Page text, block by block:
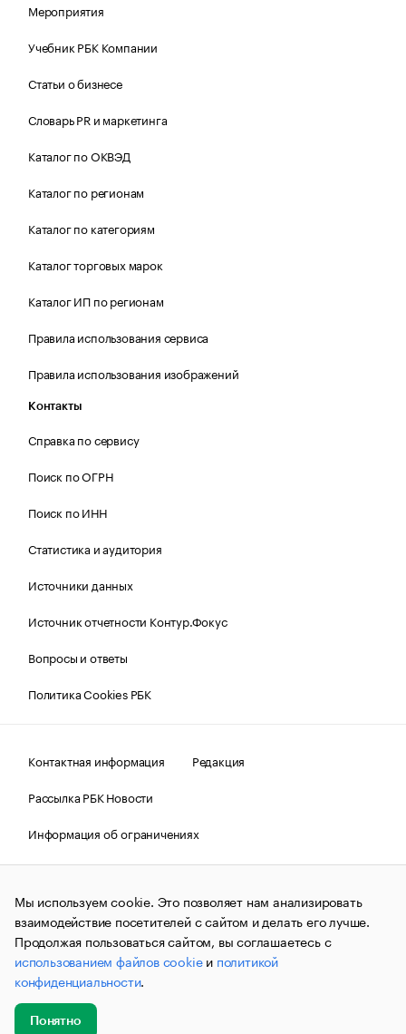
Мероприятия
Учебник РБК Компании
Статьи о бизнесе
Словарь PR и маркетинга
Каталог по ОКВЭД
Каталог по регионам
Каталог по категориям
Каталог торговых марок
Каталог ИП по регионам
Правила использования сервиса
Правила использования изображений
Контакты
Справка по сервису
Поиск по ОГРН
Поиск по ИНН
Статистика и аудитория
Источники данных
Источник отчетности Контур.Фокус
Вопросы и ответы
Политика Cookies РБК
Контактная информация
Редакция
Рассылка РБК Новости
Информация об ограничениях
Правовая информация
О соблюдении авторских прав
© АО «РОСБИЗНЕСКОНСАЛТИНГ»,1995–2026.Сообщения
и материалы информационного агентства «РБК»
(зарегистрировано Федеральной службой по надзору в сфере
связи, информационных технологий и массовых
коммуникаций (Роскомнадзор) 09.12.2015 за номером ИА
№ФС77-63848) сопровождаются пометкой «РБК». Отдельные
публикации могут содержать информацию,
не предназначенную для пользователей
до 18 лет.
Мы используем cookie. Это позволяет нам анализировать
взаимодействие посетителей с сайтом и делать его лучше.
Продолжая пользоваться сайтом, вы соглашаетесь с
использованием файлов cookieи политикой
конфиденциальности.
Понятно